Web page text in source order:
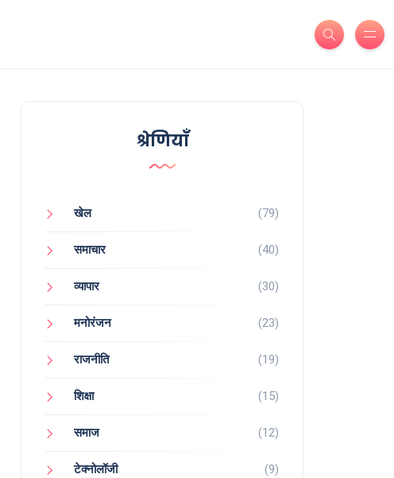
श्रेणियाँ
खेल (79)
समाचार (40)
व्यापार (30)
मनोरंजन (23)
राजनीति (19)
शिक्षा (15)
समाज (12)
टेक्नोलॉजी (9)